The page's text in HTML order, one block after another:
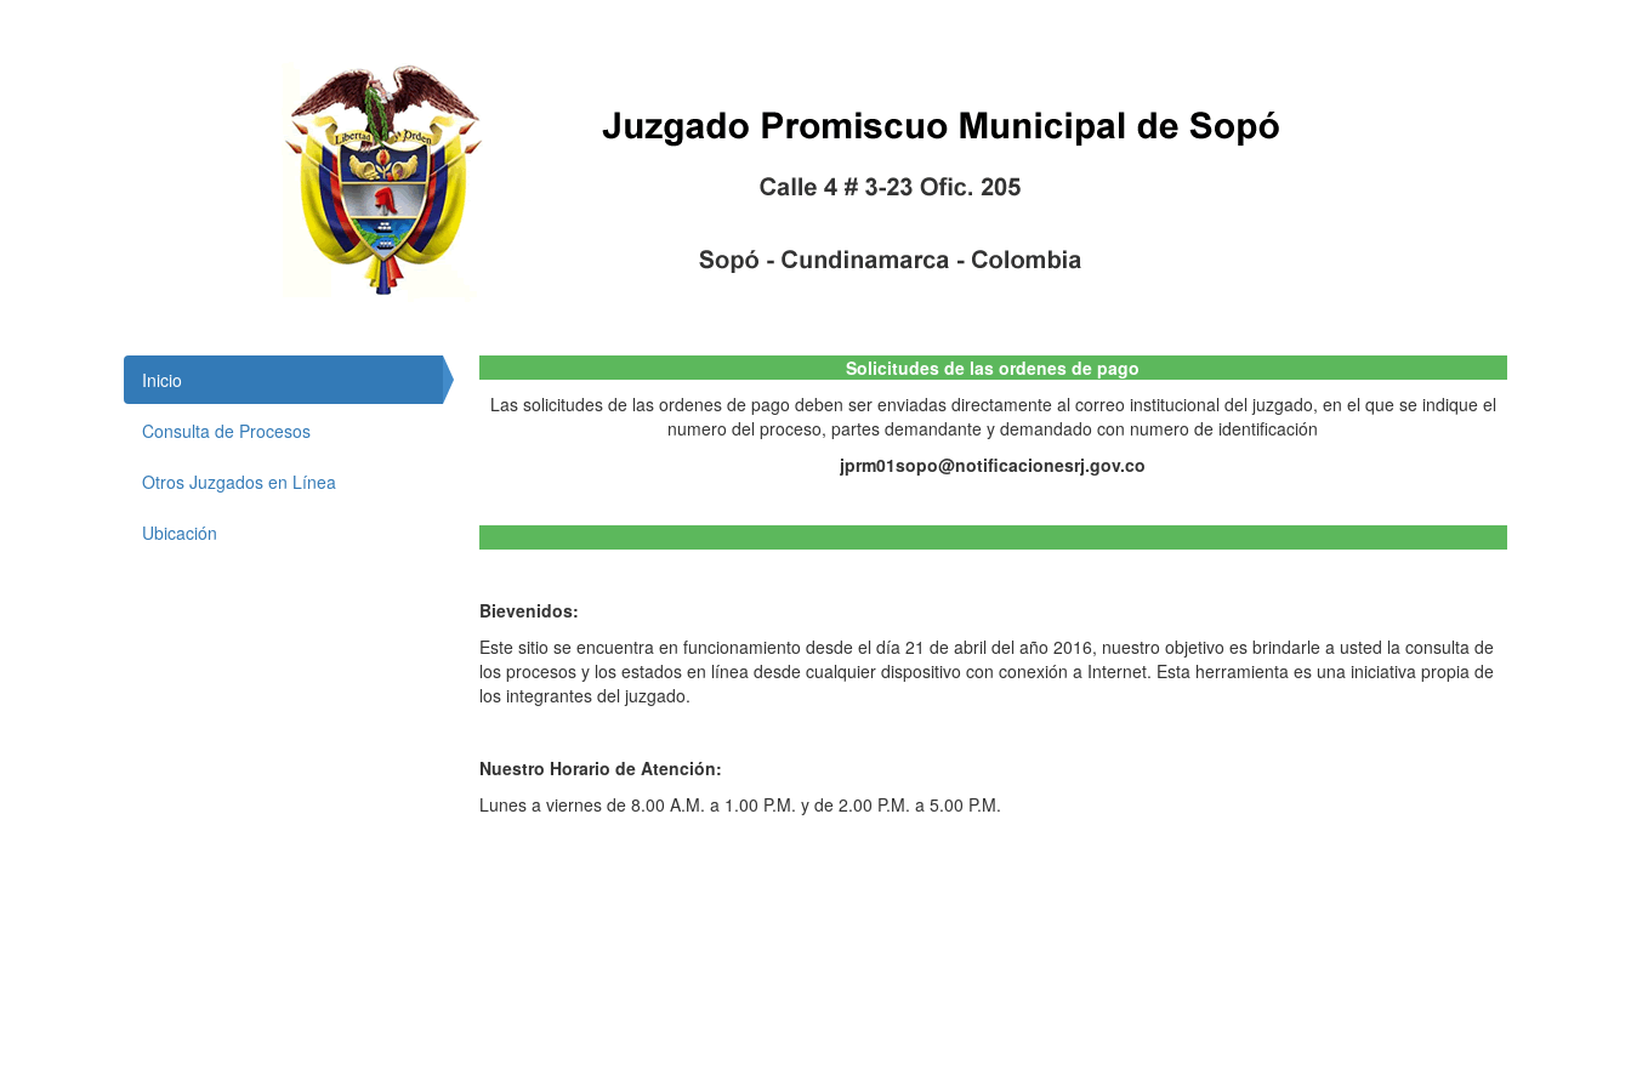
Inicio
Consulta de Procesos
Otros Juzgados en Línea
Ubicación
Solicitudes de las ordenes de pago
Las solicitudes de las ordenes de pago deben ser enviadas directamente al correo institucional del juzgado, en el que se indique el
numero del proceso, partes demandante y demandado con numero de identificación
jprm01sopo@notificacionesrj.gov.co
Bievenidos:
Este sitio se encuentra en funcionamiento desde el día 21 de abril del año 2016, nuestro objetivo es brindarle a usted la consulta de
los procesos y los estados en línea desde cualquier dispositivo con conexión a Internet. Esta herramienta es una iniciativa propia de
los integrantes del juzgado.
Nuestro Horario de Atención:
Lunes a viernes de 8.00 A.M. a 1.00 P.M. y de 2.00 P.M. a 5.00 P.M.